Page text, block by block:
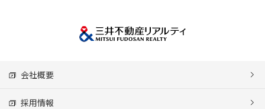
会社概要
採用情報